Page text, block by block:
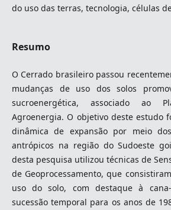
do uso das terras, tecnologia, células
Resumo
O Cerrado brasileiro passou
mudanças de uso dos solos
sucroenergética, associado ao
Agroenergia. O objetivo deste estudo
dinâmica de expansão por meio
antrópicos na região do Sudoeste
desta pesquisa utilizou técnicas de
de Geoprocessamento, que
uso do solo, com destaque à
sucessão temporal para os anos de